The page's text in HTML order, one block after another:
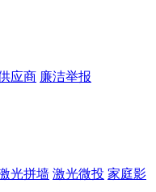
应商 廉洁举报
光拼墙 激光微投 家庭影